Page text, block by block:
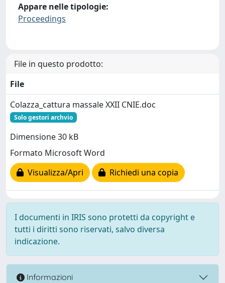
Appare nelle tipologie:
Proceedings
File in questo prodotto:
File
Colazza_cattura massale XXII CNIE.doc
Solo gestori archvio
Dimensione 30 kB
Formato Microsoft Word
Visualizza/Apri
Richiedi una copia
I documenti in IRIS sono protetti da copyright e
tutti i diritti sono riservati, salvo diversa
indicazione.
Informazioni